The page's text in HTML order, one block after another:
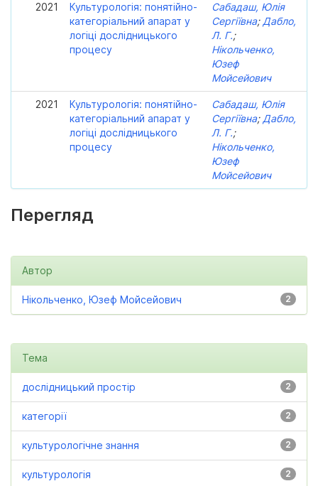
2021
Культурологія: понятійно-
категоріальний апарат у
логіці дослідницького
процесу
Сабадаш, Юлія
Сергіївна; Дабло,
Л. Г.;
Нікольченко,
Юзеф
Мойсейович
2021
Культурологія: понятійно-
категоріальний апарат у
логіці дослідницького
процесу
Сабадаш, Юлія
Сергіївна; Дабло,
Л. Г.;
Нікольченко,
Юзеф
Мойсейович
Перегляд
Автор
2
Нікольченко, Юзеф Мойсейович
Тема
2
дослідницький простір
2
категорії
2
культурологічне знання
2
культурологія